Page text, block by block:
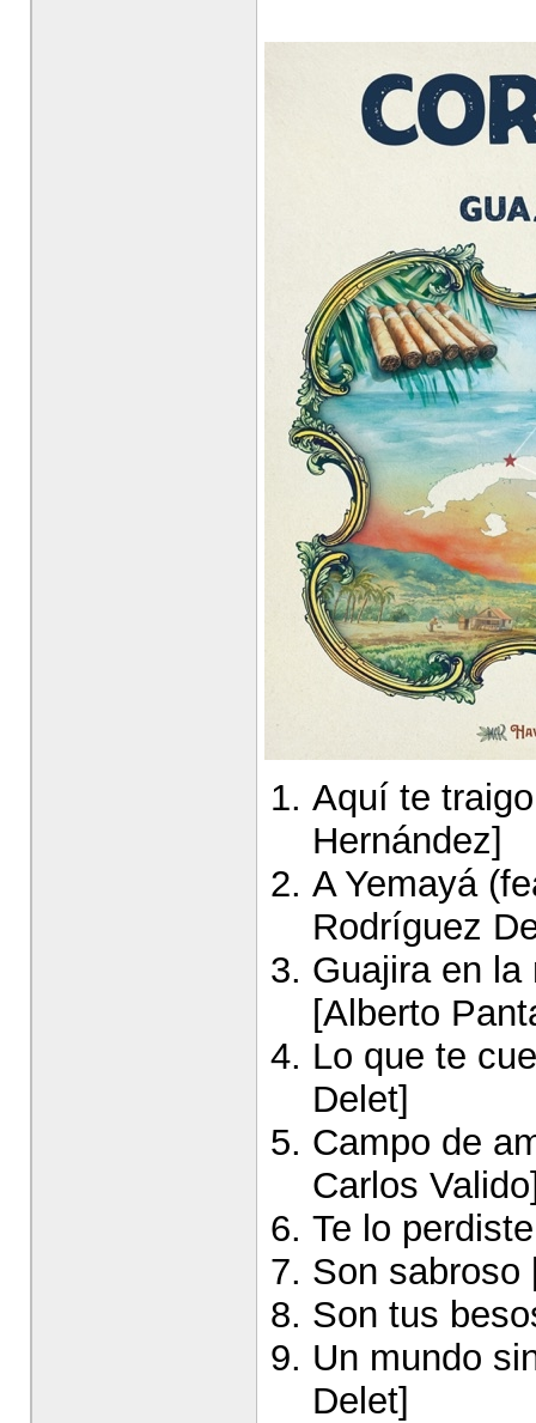
Aquí te
Hernández]
A Yemayá
Rodríguez
Guajira en la
[Alberto
Lo que te
Delet]
Campo de
Carlos
Te lo
Son sabroso
Son tus
Un mundo
Delet]